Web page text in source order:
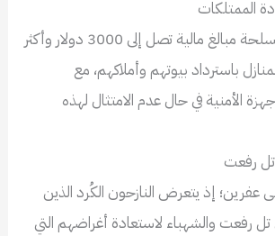
الممتلكات
تفرض الفصائل المسلحة مبالغ مالية تصل إلى 3000 دولار وأكثر
باسترداد بيوتهم وأملاكهم، مع
الأمنية في حال عدم الامتثال لهذه
تل رفعت
عفرين؛ إذ يتعرض النازحون الكُرد الذين
تل رفعت والشهباء لاستعادة أغراضهم التي